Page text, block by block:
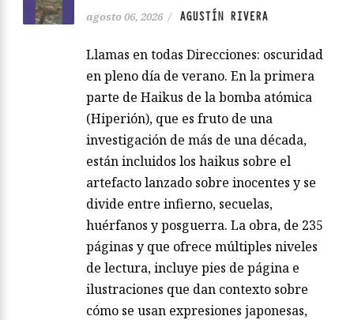
agosto 06, 2026 / AGUSTÍN RIVERA
Llamas en todas Direcciones: oscuridad
en pleno día de verano. En la primera
parte de Haikus de la bomba atómica
(Hiperión), que es fruto de una
investigación de más de una década,
están incluidos los haikus sobre el
artefacto lanzado sobre inocentes y se
divide entre infierno, secuelas,
huérfanos y posguerra. La obra, de 235
páginas y que ofrece múltiples niveles
de lectura, incluye pies de página e
ilustraciones que dan contexto sobre
cómo se usan expresiones japonesas,